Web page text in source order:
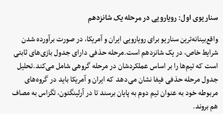
سناریوی اول: رویارویی در مرحله یک شانزدهم
واقع‌بینانه‌ترین سناریو برای رویارویی ایران و آمریکا، در صورت برآورده شدن
شرایط خاص، در یک شانزدهم است.مرحله حذفی دارای جدول بازی‌های ثابتی
است که تیم‌ها را بر اساس عملکردشان در مرحله گروهی شامل می‌کند.تحلیل
جدول مرحله حذفی فیفا نشان می‌دهد که ایران و آمریکا باید در گروه‌های
مربوطه خود به عنوان تیم دوم به پایان برسند تا در آرلینگتون، تگزاس به مصاف
هم بروند.